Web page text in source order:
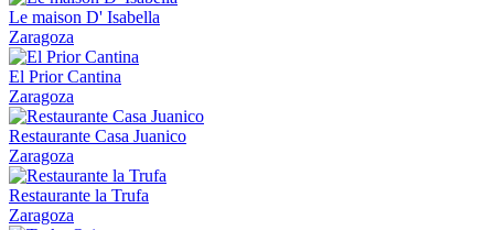
Le maison D' Isabella
Zaragoza
El Prior Cantina
Zaragoza
Restaurante Casa Juanico
Zaragoza
Restaurante la Trufa
Zaragoza